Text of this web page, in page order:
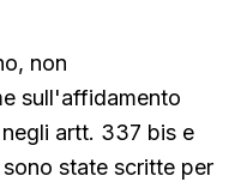
non
sull'affidamento
artt. 337 bis e
state scritte per